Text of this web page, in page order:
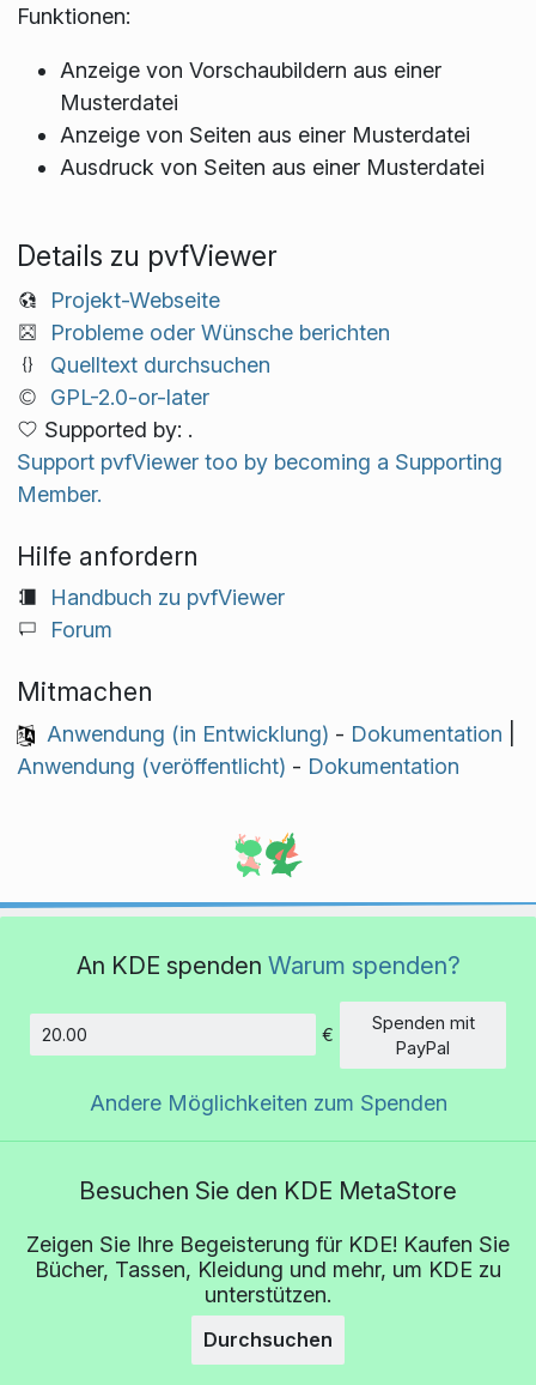
Funktionen:
Anzeige von Vorschaubildern aus einer
Musterdatei
Anzeige von Seiten aus einer Musterdatei
Ausdruck von Seiten aus einer Musterdatei
Details zu pvfViewer
Projekt-Webseite
Probleme oder Wünsche berichten
Quelltext durchsuchen
GPL-2.0-or-later
Supported by: .
Support pvfViewer too by becoming a Supporting
Member.
Hilfe anfordern
Handbuch zu pvfViewer
Forum
Mitmachen
Anwendung (in Entwicklung) - Dokumentation
Anwendung (veröffentlicht) - Dokumentation
An KDE spenden Warum spenden?
€
Spenden mit
PayPal
Andere Möglichkeiten zum Spenden
Besuchen Sie den KDE MetaStore
Zeigen Sie Ihre Begeisterung für KDE! Kaufen Sie
Bücher, Tassen, Kleidung und mehr, um KDE zu
unterstützen.
Durchsuchen